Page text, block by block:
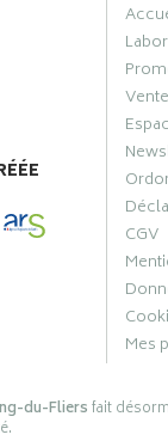
CGV
Mes
du-Fliersfait